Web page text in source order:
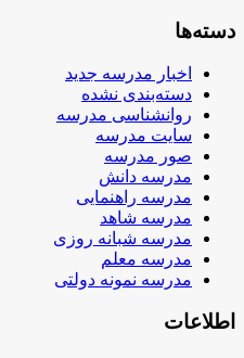
دسته‌ها
اخبار مدرسه جدید
دسته‌بندی نشده
روانشناسی مدرسه
سایت مدرسه
صور مدرسه
مدرسه دانش
مدرسه راهنمایی
مدرسه شاهد
مدرسه شبانه روزی
مدرسه معلم
مدرسه نمونه دولتی
اطلاعات